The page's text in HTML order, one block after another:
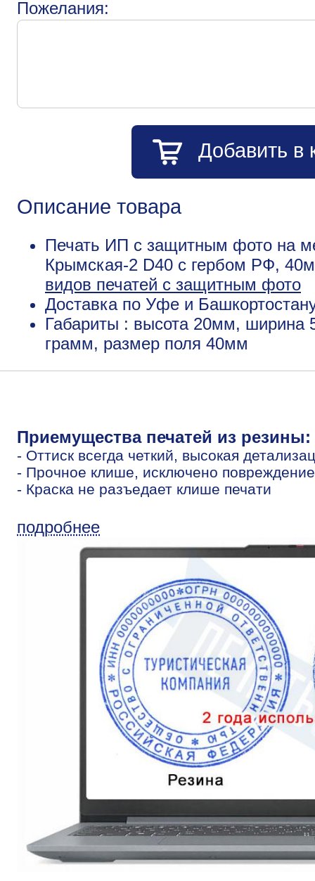
Пожелания:
Добавить в
Описание товара
Печать ИП с защитным фото на
Крымская-2 D40 с гербом РФ,
видов печатей с защитным фото
Доставка по Уфе и
Габариты : высота 20мм, ширина
грамм, размер поля 40мм
Приемущества печатей из резины:
- Оттиск всегда четкий, высокая
- Прочное клише, исключено
- Краска не разъедает клише печати
подробнее